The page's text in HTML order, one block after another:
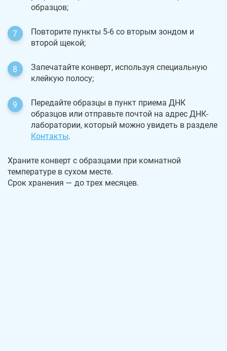
образцов;
Повторите пункты 5-6 со вторым зондом и
второй щекой;
Запечатайте конверт, используя специальную
клейкую полосу;
Передайте образцы в пункт приема ДНК
образцов или отправьте почтой на адрес ДНК-
лаборатории, который можно увидеть в разделе
Контакты.
Храните конверт с образцами при комнатной
температуре в сухом месте.
Срок хранения — до трех месяцев.